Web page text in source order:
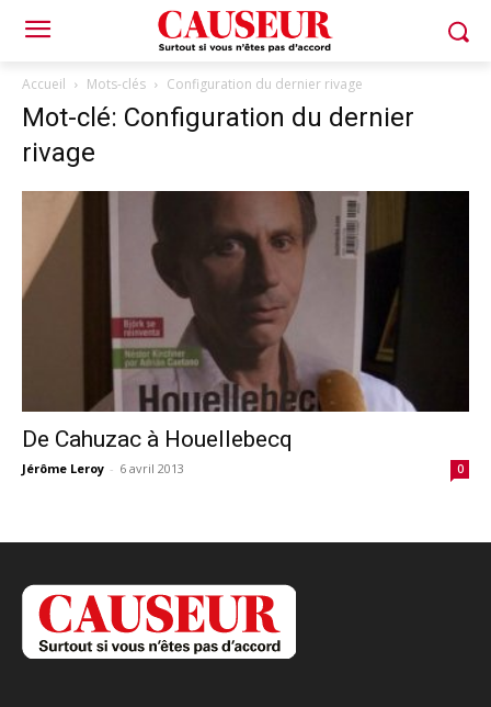
Accueil Mots-clés Configuration du dernier rivage
Mot-clé: Configuration du dernier
rivage
De Cahuzac à Houellebecq
Jérôme Leroy - 6 avril 2013 0